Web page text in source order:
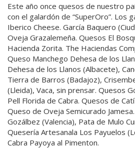
Este año once quesos de nuestro
con el galardón de “SuperOro”. Los
Iberico Cheese. García Baquero
Oveja Grazalemeña. Quesos El
Hacienda Zorita. The Haciendas
Queso Manchego Dehesa de los
Dehesa de los Llanos (Albacete),
Tierra de Barros (Badajoz),
(Lleida), Vaca, sin prensar. Quesos
Pell Florida de Cabra. Quesos de
Queso de Oveja Semicurado
Gozálbez (Valencia), Pata de Mulo
Quesería Artesanala Los Payuelos
Cabra Payoya al Pimenton.